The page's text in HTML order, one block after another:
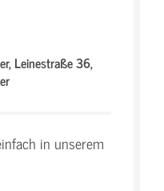
Leinestraße 36,
in unserem